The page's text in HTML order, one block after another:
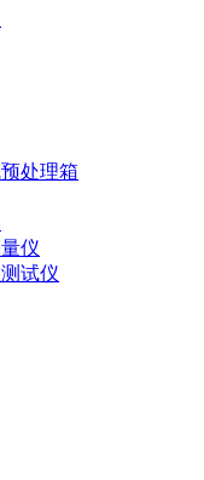
处理箱
仪
试仪